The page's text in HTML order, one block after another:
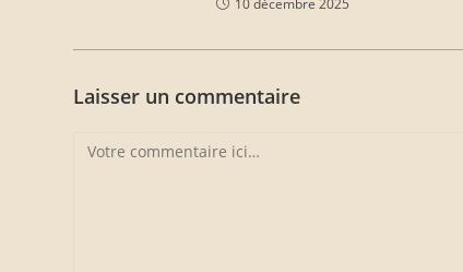
10 décembre 2025
Laisser un commentaire